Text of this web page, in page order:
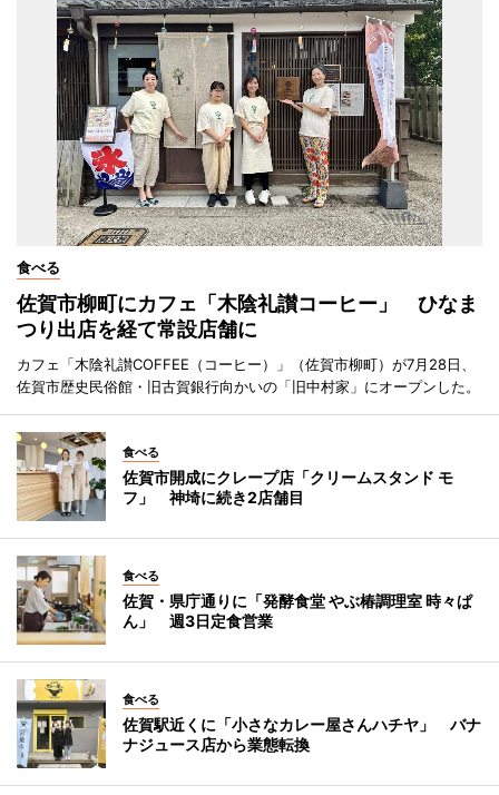
食べる
佐賀市柳町にカフェ「木陰礼讃コーヒー」 ひなま
つり出店を経て常設店舗に
カフェ「木陰礼讃COFFEE（コーヒー）」（佐賀市柳町）が7月28日、
佐賀市歴史民俗館・旧古賀銀行向かいの「旧中村家」にオープンした。
食べる
佐賀市開成にクレープ店「クリームスタンド モ
フ」 神埼に続き2店舗目
食べる
佐賀・県庁通りに「発酵食堂 やぶ椿調理室 時々ぱ
ん」 週3日定食営業
食べる
佐賀駅近くに「小さなカレー屋さんハチヤ」 バナ
ナジュース店から業態転換